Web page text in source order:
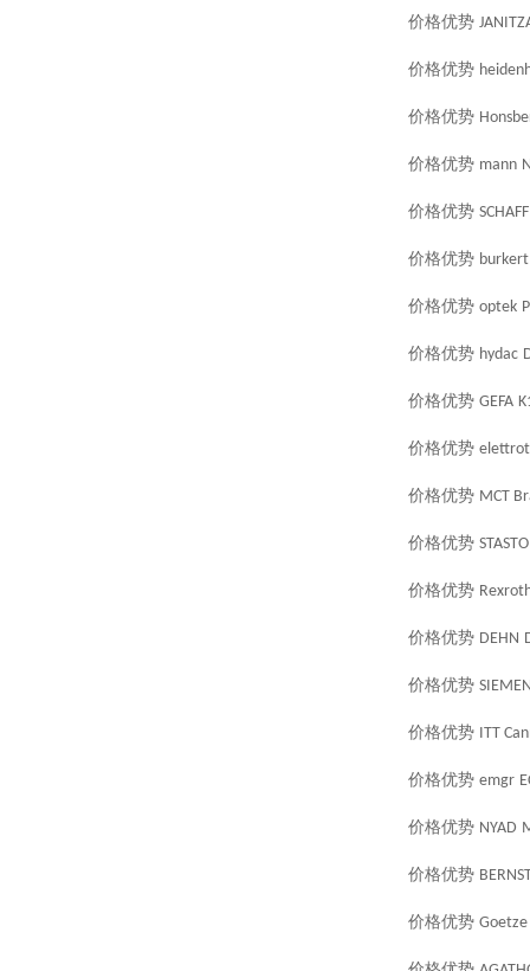
价格优势
价格优势
价格优势
价格优势 mann
价格优势
价格优势 burkert
价格优势 optek
价格优势 hydac
价格优势 GEFA
价格优势
价格优势 MCT
价格优势 STASTO
价格优势
价格优势 DEHN
价格优势
价格优势 ITT
价格优势 emgr
价格优势 NYAD
价格优势
价格优势 Goetze